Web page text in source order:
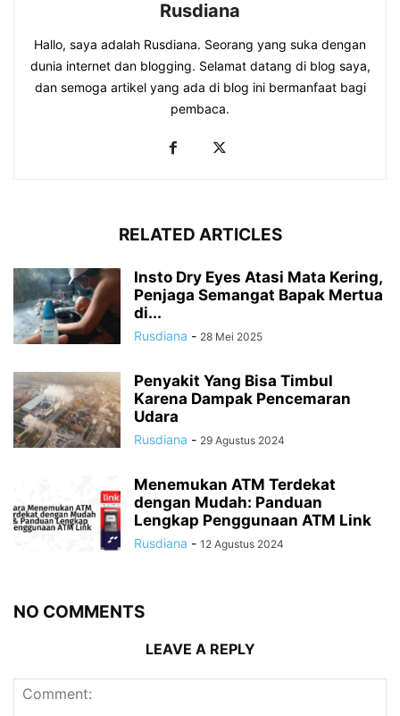
Rusdiana
Hallo, saya adalah Rusdiana. Seorang yang suka dengan
dunia internet dan blogging. Selamat datang di blog saya,
dan semoga artikel yang ada di blog ini bermanfaat bagi
pembaca.
RELATED ARTICLES
Insto Dry Eyes Atasi Mata Kering,
Penjaga Semangat Bapak Mertua
di...
Rusdiana - 28 Mei 2025
Penyakit Yang Bisa Timbul
Karena Dampak Pencemaran
Udara
Rusdiana - 29 Agustus 2024
Menemukan ATM Terdekat
dengan Mudah: Panduan
Lengkap Penggunaan ATM Link
Rusdiana - 12 Agustus 2024
NO COMMENTS
LEAVE A REPLY